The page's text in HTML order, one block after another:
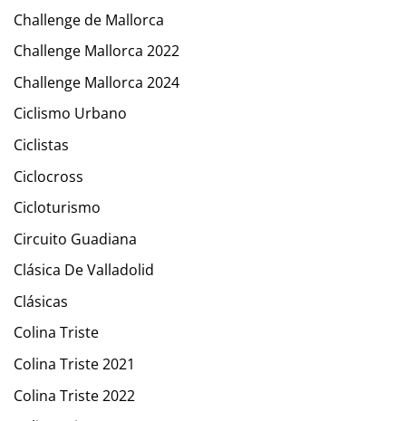
Challenge de Mallorca
Challenge Mallorca 2022
Challenge Mallorca 2024
Ciclismo Urbano
Ciclistas
Ciclocross
Cicloturismo
Circuito Guadiana
Clásica De Valladolid
Clásicas
Colina Triste
Colina Triste 2021
Colina Triste 2022